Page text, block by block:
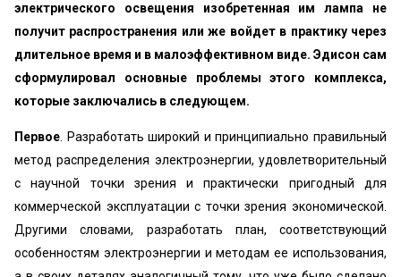
электрического освещения изобретенная им лампа не
получит распространения или же войдет в практику через
длительное время и в малоэффективном виде. Эдисон сам
сформулировал основные проблемы этого комплекса,
которые заключались в следующем.
Первое . Разработать широкий и принципиально правильный
метод распределения электроэнергии, удовлетворительный
с научной точки зрения и практически пригодный для
коммерческой эксплуатации с точки зрения экономической.
Другими словами, разработать план, соответствующий
особенностям электроэнергии и методам ее использования,